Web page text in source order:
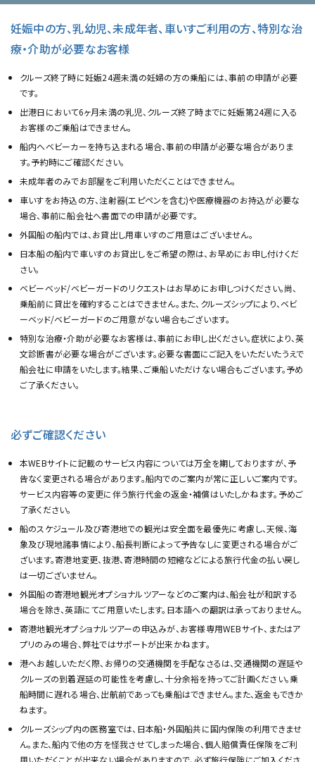
妊娠中の方、乳幼児、未成年者、車いすご利用の方、特別な治
療・介助が必要なお客様
クルーズ終了時に妊娠24週未満の妊婦の方の乗船には、事前の申請が必要
です。
出港日において6ヶ月未満の乳児、クルーズ終了時までに妊娠第24週に入る
お客様のご乗船はできません。
船内へベビーカーを持ち込まれる場合、事前の申請が必要な場合がありま
す。予約時にご確認ください。
未成年者のみでお部屋をご利用いただくことはできません。
車いすをお持込の方、注射器(エピペンを含む)や医療機器のお持込が必要な
場合、事前に船会社へ書面での申請が必要です。
外国船の船内では、お貸出し用車いすのご用意はございません。
日本船の船内で車いすのお貸出しをご希望の際は、お早めにお申し付けくだ
さい。
ベビーベッド/ベビーガードのリクエストはお早めにお申しつけください。尚、
乗船前に貸出を確約することはできません。また、クルーズシップにより、ベビ
ーベッド/ベビーガードのご用意がない場合もございます。
特別な治療・介助が必要なお客様は、事前にお申し出ください。症状により、英
文診断書が必要な場合がございます。必要な書面にご記入をいただいたうえで
船会社に申請をいたします。結果、ご乗船いただけない場合もございます。予め
ご了承ください。
必ずご確認ください
本WEBサイトに記載のサービス内容については万全を期しておりますが、予
告なく変更される場合があります。船内でのご案内が常に正しいご案内です。
サービス内容等の変更に伴う旅行代金の返金・補償はいたしかねます。予めご
了承ください。
船のスケジュール及び寄港地での観光は安全面を最優先に考慮し、天候、海
象及び現地諸事情により、船長判断によって予告なしに変更される場合がご
ざいます。寄港地変更、抜港、寄港時間の短縮などによる旅行代金の払い戻し
は一切ございません。
外国船の寄港地観光オプショナルツアーなどのご案内は、船会社が和訳する
場合を除き、英語にてご用意いたします。日本語への翻訳は承っておりません。
寄港地観光オプショナルツアーの申込みが、お客様専用WEBサイト、またはア
プリのみの場合、弊社ではサポートが出来かねます。
港へお越しいただく際、お帰りの交通機関を手配なさるは、交通機関の遅延や
クルーズの到着遅延の可能性を考慮し、十分余裕を持ってご計画ください。乗
船時間に遅れる場合、出航前であっても乗船はできません。また、返金もできか
ねます。
クルーズシップ内の医務室では、日本船・外国船共に国内保険の利用できませ
ん。また、船内で他の方を怪我させてしまった場合、個人賠償責任保険をご利
用いただくことが出来ない場合がありますので、必ず旅行保険にご加入くださ